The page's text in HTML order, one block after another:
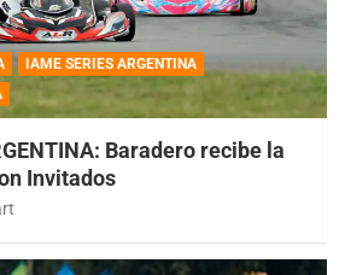
IAME SERIES ARGENTINA
Baradero recibe la
Invitados